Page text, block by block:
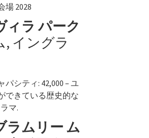
場 2028
ィラ パーク
イングラ
パシティ: 42,000 – ユ
できている歴史的な
マ.
ラムリー ム